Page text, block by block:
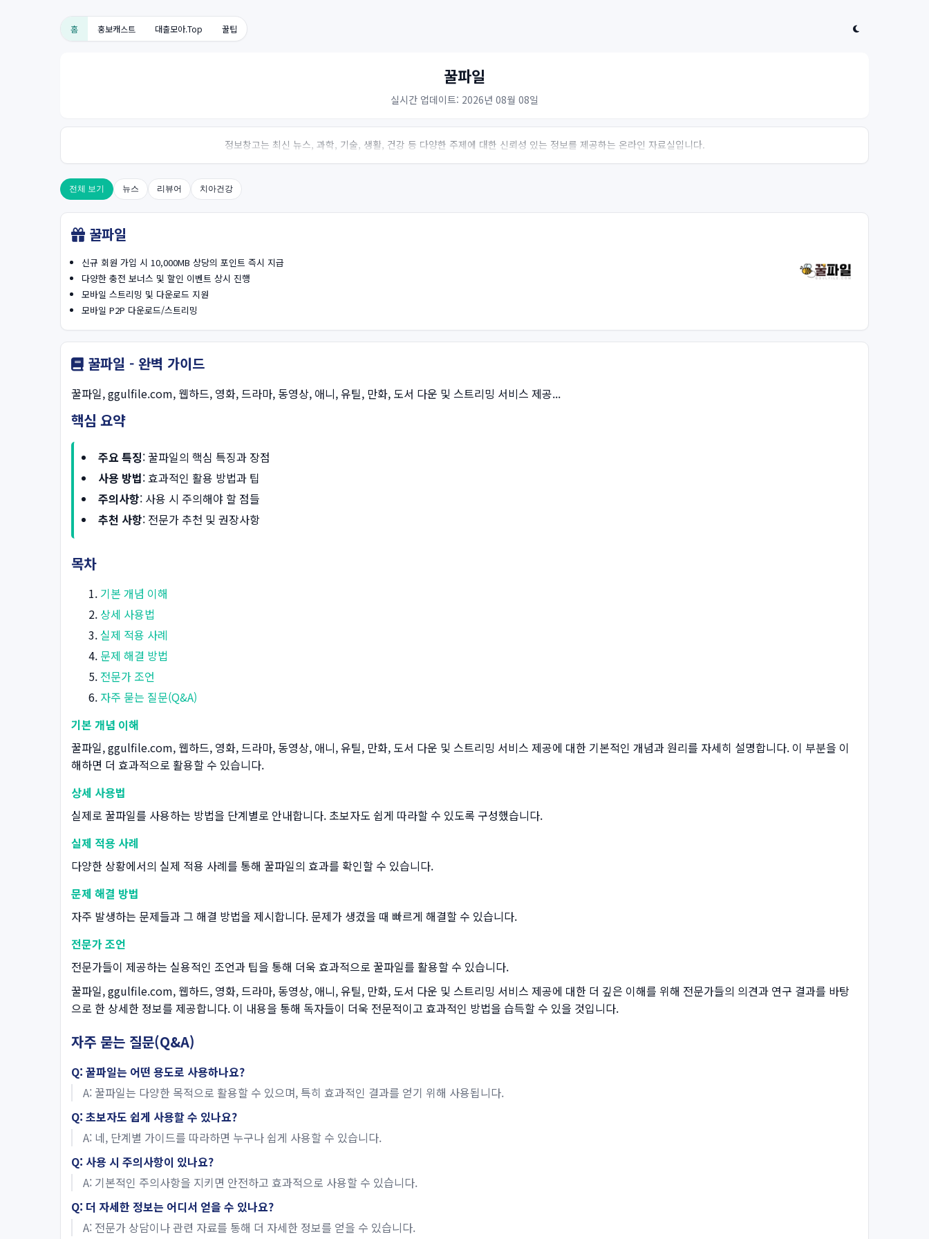
홈 홍보캐스트 대출모아.Top 꿀팁
꿀파일
실시간 업데이트: 2026년 08월 08일
정보창고는 최신 뉴스, 과학, 기술, 생활, 건강 등 다양한 주제에 대한 신뢰성 있는 정보를 제공하는 온라인 자료실입니다.
전체 보기 뉴스 리뷰어 치아건강
꿀파일
신규 회원 가입 시 10,000MB 상당의 포인트 즉시 지급
다양한 충전 보너스 및 할인 이벤트 상시 진행
모바일 스트리밍 및 다운로드 지원
모바일 P2P 다운로드/스트리밍
꿀파일 - 완벽 가이드
꿀파일, ggulfile.com, 웹하드, 영화, 드라마, 동영상, 애니, 유틸, 만화, 도서 다운 및 스트리밍 서비스 제공...
핵심 요약
주요 특징: 꿀파일의 핵심 특징과 장점
사용 방법: 효과적인 활용 방법과 팁
주의사항: 사용 시 주의해야 할 점들
추천 사항: 전문가 추천 및 권장사항
목차
기본 개념 이해
상세 사용법
실제 적용 사례
문제 해결 방법
전문가 조언
자주 묻는 질문(Q&A)
기본 개념 이해
꿀파일, ggulfile.com, 웹하드, 영화, 드라마, 동영상, 애니, 유틸, 만화, 도서 다운 및 스트리밍 서비스 제공에 대한 기본적인 개념과 원리를 자세히 설명합니다. 이 부분을 이
해하면 더 효과적으로 활용할 수 있습니다.
상세 사용법
실제로 꿀파일를 사용하는 방법을 단계별로 안내합니다. 초보자도 쉽게 따라할 수 있도록 구성했습니다.
실제 적용 사례
다양한 상황에서의 실제 적용 사례를 통해 꿀파일의 효과를 확인할 수 있습니다.
문제 해결 방법
자주 발생하는 문제들과 그 해결 방법을 제시합니다. 문제가 생겼을 때 빠르게 해결할 수 있습니다.
전문가 조언
전문가들이 제공하는 실용적인 조언과 팁을 통해 더욱 효과적으로 꿀파일를 활용할 수 있습니다.
꿀파일, ggulfile.com, 웹하드, 영화, 드라마, 동영상, 애니, 유틸, 만화, 도서 다운 및 스트리밍 서비스 제공에 대한 더 깊은 이해를 위해 전문가들의 의견과 연구 결과를 바탕
으로 한 상세한 정보를 제공합니다. 이 내용을 통해 독자들이 더욱 전문적이고 효과적인 방법을 습득할 수 있을 것입니다.
자주 묻는 질문(Q&A)
Q: 꿀파일는 어떤 용도로 사용하나요?
A: 꿀파일는 다양한 목적으로 활용할 수 있으며, 특히 효과적인 결과를 얻기 위해 사용됩니다.
Q: 초보자도 쉽게 사용할 수 있나요?
A: 네, 단계별 가이드를 따라하면 누구나 쉽게 사용할 수 있습니다.
Q: 사용 시 주의사항이 있나요?
A: 기본적인 주의사항을 지키면 안전하고 효과적으로 사용할 수 있습니다.
Q: 더 자세한 정보는 어디서 얻을 수 있나요?
A: 전문가 상담이나 관련 자료를 통해 더 자세한 정보를 얻을 수 있습니다.